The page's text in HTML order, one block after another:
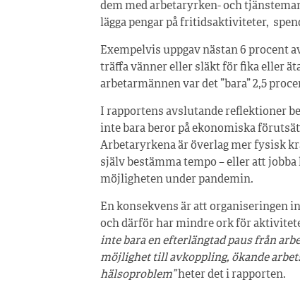
dem med arbetaryrken- och
lägga pengar på fritidsaktiviteter,
Exempelvis uppgav nästan 6 procent
träffa vänner eller släkt för fika eller
arbetarmännen var det ”bara” 2,5
I rapportens avslutande reflektioner
inte bara beror på ekonomiska
Arbetaryrkena är överlag mer fysisk
själv bestämma tempo – eller att
möjligheten under pandemin.
En konsekvens är att organiseringen
och därför har mindre ork för
inte bara en efterlängtad paus från
möjlighet till avkoppling, ökande
hälsoproblem”heter det i rapporten.